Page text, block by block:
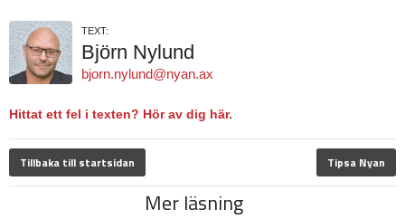
TEXT:
Björn Nylund
bjorn.nylund@nyan.ax
Hittat ett fel i texten? Hör av dig här.
Tillbaka till startsidan Tipsa Nyan
Mer läsning